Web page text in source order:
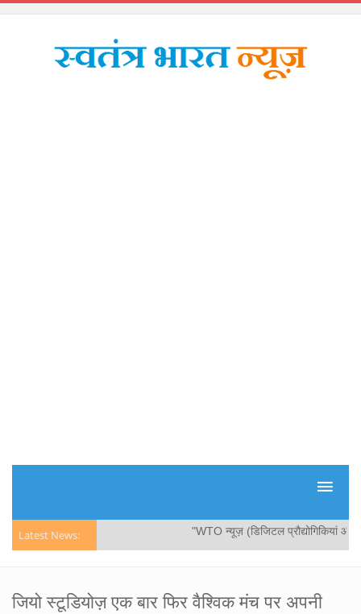
Latest News: "WTO न्यूज़ (डिजिटल प्रौद्योगिकियां और
जियो स्टूडियोज़ एक बार फिर वैश्विक मंच पर अपनी